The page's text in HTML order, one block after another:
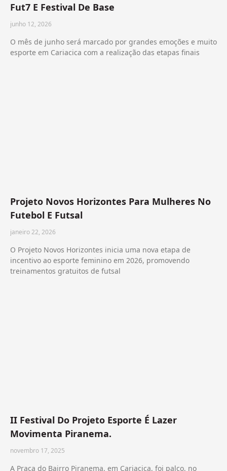
Fut7 E Festival De Base
junho 12, 2026
O mês de junho será marcado por grandes emoções e muito
esporte em Cariacica com a realização das etapas finais
Projeto Novos Horizontes Para Mulheres No
Futebol E Futsal
janeiro 22, 2026
O Projeto Novos Horizontes inicia uma nova etapa de
incentivo ao esporte feminino em 2026, promovendo
treinamentos gratuitos de futsal
II Festival Do Projeto Esporte É Lazer
Movimenta Piranema.
novembro 17, 2025
A Praça do Bairro Piranema, em Cariacica, foi palco, no